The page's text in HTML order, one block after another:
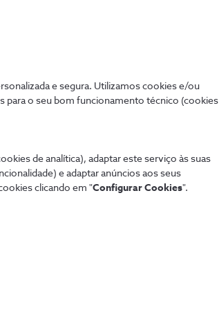
e segura. Utilizamos cookies e/ou
para o seu bom funcionamento técnico (cookies
de analítica), adaptar este serviço às suas
e adaptar anúncios aos seus
clicando em "Configurar Cookies".